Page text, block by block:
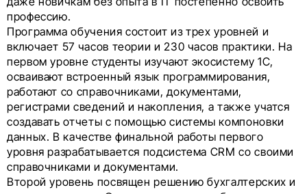
профессию.
Программа обучения состоит из трех уровней и
включает 57 часов теории и 230 часов практики. На
первом уровне студенты изучают экосистему 1С,
осваивают встроенный язык программирования,
работают со справочниками, документами,
регистрами сведений и накопления, а также учатся
создавать отчеты с помощью системы компоновки
данных. В качестве финальной работы первого
уровня разрабатывается подсистема CRM со своими
справочниками и документами.
Второй уровень посвящен решению бухгалтерских и